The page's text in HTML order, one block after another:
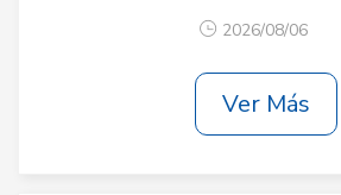
2026/08/06
Ver Más